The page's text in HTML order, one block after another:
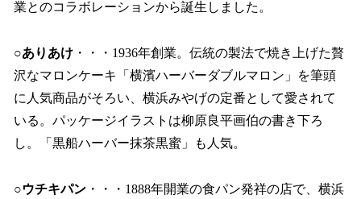
業とのコラボレーションから誕生しました。
○ありあけ ・・・1936年創業。伝統の製法で焼き上げた贅
沢なマロンケーキ「横濱ハーバーダブルマロン」を筆頭
に人気商品がそろい、横浜みやげの定番として愛されて
いる。パッケージイラストは柳原良平画伯の書き下ろ
し。「黒船ハーバー抹茶黒蜜」も人気。
○ウチキパン ・・・1888年開業の食パン発祥の店で、横浜